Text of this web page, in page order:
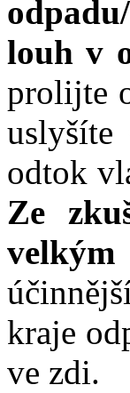
louh v
prolijte
uslyšíte
odtok
Ze
kraje
ve zdi.